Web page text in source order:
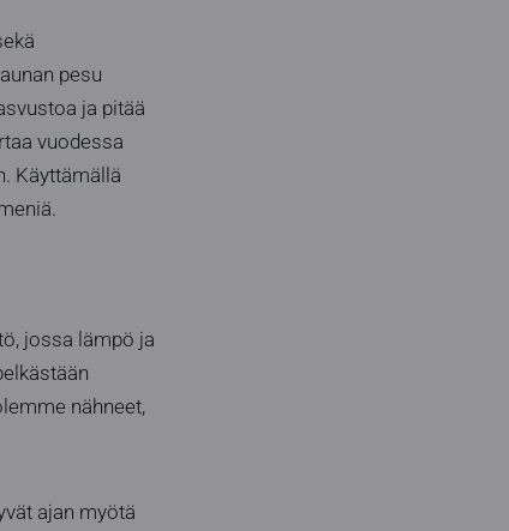
pesu
ja pitää
vuodessa
Käyttämällä
jossa lämpö ja
nähneet,
ajan myötä